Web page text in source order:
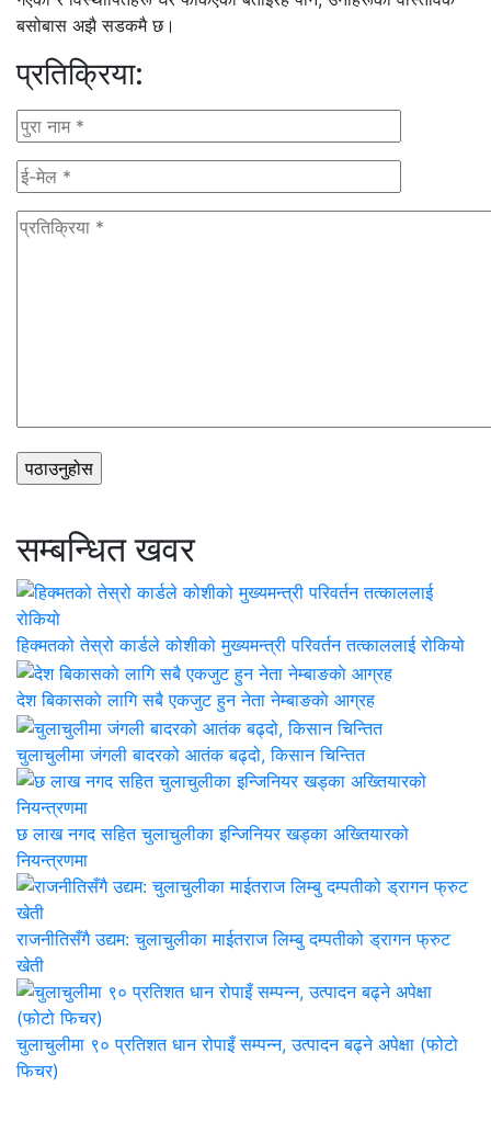
बसोबास अझै सडकमै छ।
प्रतिक्रिया:
सम्बन्धित खवर
हिक्मतको तेस्रो कार्डले कोशीको मुख्यमन्त्री परिवर्तन तत्काललाई रोकियो
देश बिकासकाे लागि सबै एकजुट हुन नेता नेम्बाङकाे आग्रह
चुलाचुलीमा जंगली बादरको आतंक बढ्दो, किसान चिन्तित
छ लाख नगद सहित चुलाचुलीका इन्जिनियर खड्का अख्तियारको
नियन्त्रणमा
राजनीतिसँगै उद्यम: चुलाचुलीका माईतराज लिम्बु दम्पतीको ड्रागन फ्रुट
खेती
चुलाचुलीमा ९० प्रतिशत धान रोपाइँ सम्पन्न, उत्पादन बढ्ने अपेक्षा (फोटो
फिचर)